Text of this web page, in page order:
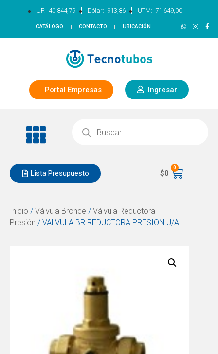
UF: 40.844,79 | Dólar: 913,86 | UTM: 71.649,00
CATÁLOGO CONTACTO UBICACIÓN
Portal Empresas Ingresar
Lista Presupuesto $0
0
Inicio / Válvula Bronce / Válvula Reductora
Presión / VALVULA BR REDUCTORA PRESION U/A